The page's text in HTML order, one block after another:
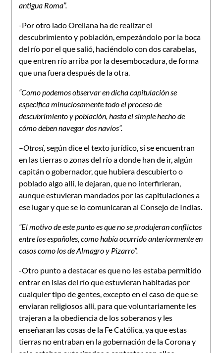
antigua Roma”.
-Por otro lado Orellana ha de realizar el
descubrimiento y población, empezándolo por la boca
del río por el que salió, haciéndolo con dos carabelas,
que entren río arriba por la desembocadura, de forma
que una fuera después de la otra.
“Como podemos observar en dicha capitulación se
especifica minuciosamente todo el proceso de
descubrimiento y población, hasta el simple hecho de
cómo deben navegar dos navíos”.
–Otrosí,según dice el texto jurídico, si se encuentran
en las tierras o zonas del río a donde han de ir, algún
capitán o gobernador, que hubiera descubierto o
poblado algo allí, le dejaran, que no interfirieran,
aunque estuvieran mandados por las capitulaciones a
ese lugar y que se lo comunicaran al Consejo de Indias.
“El motivo de este punto es que no se produjeran conflictos
entre los españoles, como había ocurrido anteriormente en
casos como los de Almagro y Pizarro”.
-Otro punto a destacar es que no les estaba permitido
entrar en islas del río que estuvieran habitadas por
cualquier tipo de gentes, excepto en el caso de que se
enviaran religiosos allí, para que voluntariamente les
trajeran a la obediencia de los soberanos y les
enseñaran las cosas de la Fe Católica, ya que estas
tierras no entraban en la gobernación de la Corona y